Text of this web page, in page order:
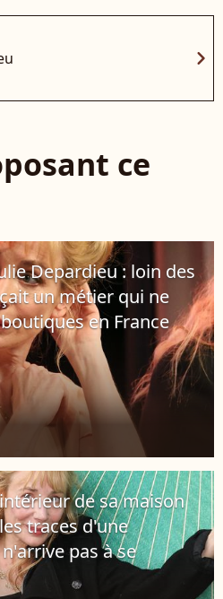
chevron_right
ce
Depardieu : loin des
un métier qui ne
en France
de sa maison
traces d'une
pas à se